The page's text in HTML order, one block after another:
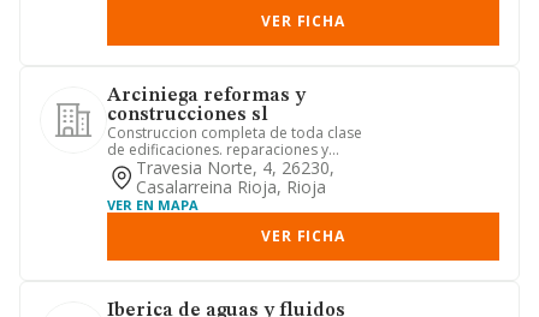
VER FICHA
Arciniega reformas y
construcciones sl
Construccion completa de toda clase
de edificaciones. reparaciones y
reformas en toda clase de edif...
Travesia Norte, 4, 26230,
Casalarreina Rioja, Rioja
VER EN MAPA
VER FICHA
Iberica de aguas y fluidos